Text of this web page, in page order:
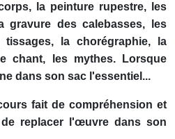
la peinture rupestre, les
gravure des calebasses, les
la chorégraphie, la
chant, les mythes. Lorsque
dans son sac l'essentiel...
fait de compréhension et
replacer l'œuvre dans son